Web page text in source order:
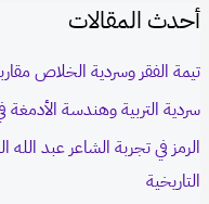
a
c
h
f
o
أحدث المقالات
تيمة الفقر وسردية الخلاص
سردية التربية وهندسة الأدمغة
الرمز في تجربة الشاعر عبد الله
التاريخية